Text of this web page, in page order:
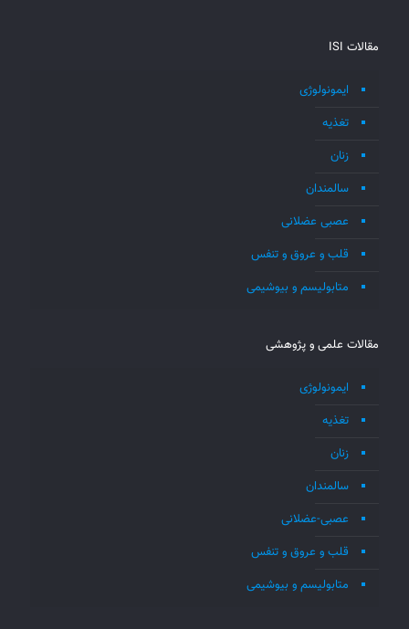
مقالات ISI
ایمونولوژی
تغذیه
زنان
سالمندان
عصبی عضلانی
قلب و عروق و تنفس
متابولیسم و بیوشیمی
مقالات علمی و پژوهشی
ایمونولوژی
تغذیه
زنان
سالمندان
عصبی-عضلانی
قلب و عروق و تنفس
متابولیسم و بیوشیمی